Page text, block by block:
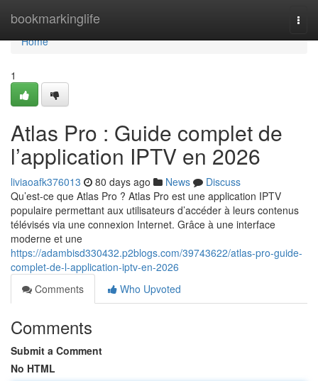
bookmarkinglife
Home
Home
1
Atlas Pro : Guide complet de
l’application IPTV en 2026
liviaoafk376013 80 days ago News
Discuss
Qu’est-ce que Atlas Pro ? Atlas Pro est une application IPTV
populaire permettant aux utilisateurs d’accéder à leurs contenus
télévisés via une connexion Internet. Grâce à une interface
moderne et une
https://adambisd330432.p2blogs.com/39743622/atlas-pro-guide-
complet-de-l-application-iptv-en-2026
Comments
Who Upvoted
Comments
Submit a Comment
No HTML